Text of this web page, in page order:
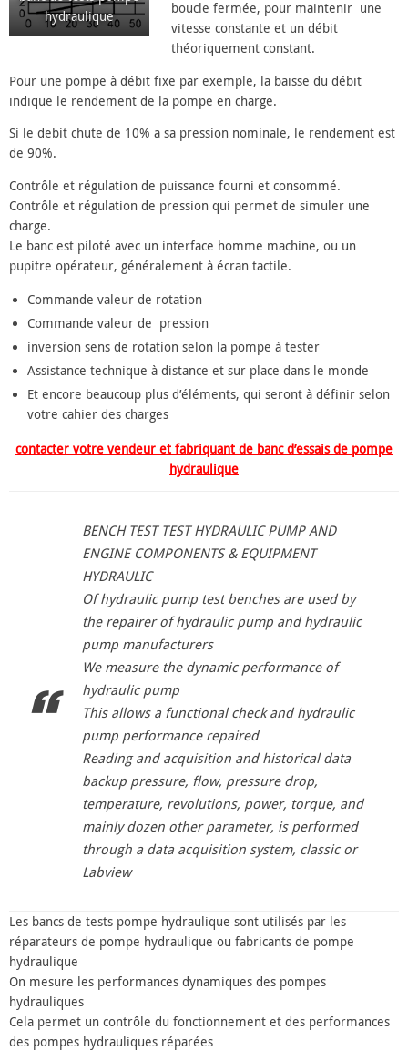
hydraulique
boucle fermée, pour maintenir une
vitesse constante et un débit
théoriquement constant.
Pour une pompe à débit fixe par exemple, la baisse du débit
indique le rendement de la pompe en charge.
Si le debit chute de 10% a sa pression nominale, le rendement est
de 90%.
Contrôle et régulation de puissance fourni et consommé.
Contrôle et régulation de pression qui permet de simuler une
charge.
Le banc est piloté avec un interface homme machine, ou un
pupitre opérateur, généralement à écran tactile.
Commande valeur de rotation
Commande valeur de pression
inversion sens de rotation selon la pompe à tester
Assistance technique à distance et sur place dans le monde
Et encore beaucoup plus d’éléments, qui seront à définir selon
votre cahier des charges
contacter votre vendeur et fabriquant de banc d’essais de pompe
hydraulique
BENCH TEST TEST HYDRAULIC PUMP AND
ENGINE COMPONENTS & EQUIPMENT
HYDRAULIC
Of hydraulic pump test benches are used by
the repairer of hydraulic pump and hydraulic
pump manufacturers
We measure the dynamic performance of
hydraulic pump
This allows a functional check and hydraulic
pump performance repaired
Reading and acquisition and historical data
backup pressure, flow, pressure drop,
temperature, revolutions, power, torque, and
mainly dozen other parameter, is performed
through a data acquisition system, classic or
Labview
Les bancs de tests pompe hydraulique sont utilisés par les
réparateurs de pompe hydraulique ou fabricants de pompe
hydraulique
On mesure les performances dynamiques des pompes
hydrauliques
Cela permet un contrôle du fonctionnement et des performances
des pompes hydrauliques réparées